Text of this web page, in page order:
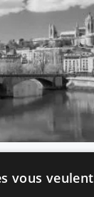
vous veulent